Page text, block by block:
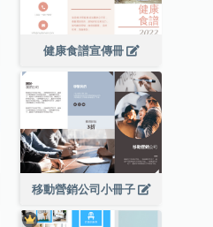
健康食譜宣傳冊
移動營銷公司小冊子